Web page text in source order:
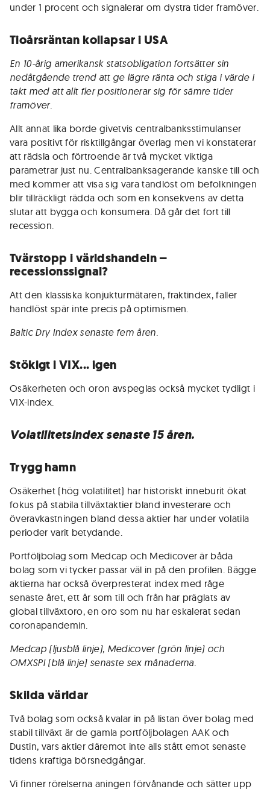
under 1 procent och signalerar om dystra tider framöver.
Tioårsräntan kollapsar i USA
En 10-årig amerikansk statsobligation fortsätter sin
nedåtgående trend att ge lägre ränta och stiga i värde i
takt med att allt fler positionerar sig för sämre tider
framöver.
Allt annat lika borde givetvis centralbanksstimulanser
vara positivt för risktillgångar överlag men vi konstaterar
att rädsla och förtroende är två mycket viktiga
parametrar just nu. Centralbanksagerande kanske till och
med kommer att visa sig vara tandlöst om befolkningen
blir tillräckligt rädda och som en konsekvens av detta
slutar att bygga och konsumera. Då går det fort till
recession.
Tvärstopp i världshandeln –
recessionssignal?
Att den klassiska konjukturmätaren, fraktindex, faller
handlöst spär inte precis på optimismen.
Baltic Dry Index senaste fem åren.
Stökigt i VIX... igen
Osäkerheten och oron avspeglas också mycket tydligt i
VIX-index.
Volatilitetsindex senaste 15 åren.
Trygg hamn
Osäkerhet (hög volatilitet) har historiskt inneburit ökat
fokus på stabila tillväxtaktier bland investerare och
överavkastningen bland dessa aktier har under volatila
perioder varit betydande.
Portföljbolag som Medcap och Medicover är båda
bolag som vi tycker passar väl in på den profilen. Bägge
aktierna har också överpresterat index med råge
senaste året, ett år som till och från har präglats av
global tillväxtoro, en oro som nu har eskalerat sedan
coronapandemin.
Medcap (ljusblå linje), Medicover (grön linje) och
OMXSPI (blå linje) senaste sex månaderna.
Skilda världar
Två bolag som också kvalar in på listan över bolag med
stabil tillväxt är de gamla portföljbolagen AAK och
Dustin, vars aktier däremot inte alls stått emot senaste
tidens kraftiga börsnedgångar.
Vi finner rörelserna aningen förvånande och sätter upp